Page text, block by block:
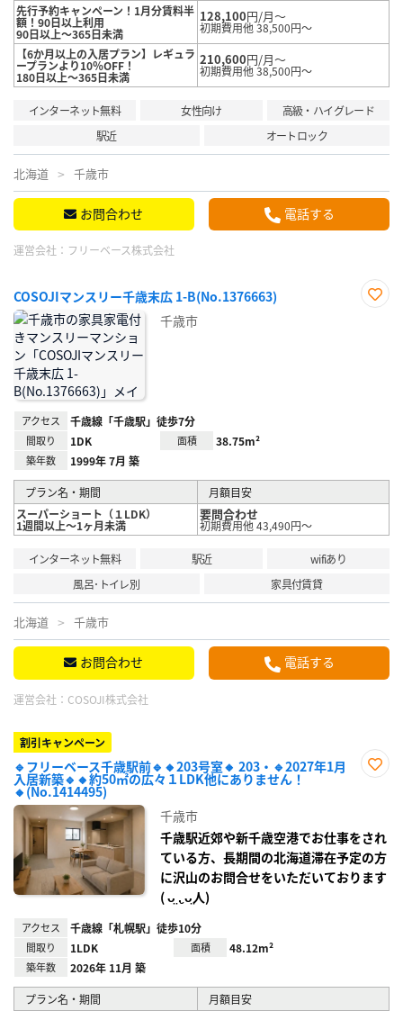
先行予約キャンペーン！1月分賃料半
額！90日以上利用
90日以上～365日未満
128,100円/月～
初期費用他 38,500円～
【6か月以上の入居プラン】レギュラ
ープランより10％OFF！
180日以上～365日未満
210,600円/月～
初期費用他 38,500円～
インターネット無料 女性向け
高級・ハイグレード
駅近
オートロック
北海道 千歳市
お問合わせ 電話する
運営会社： フリーベース株式会社
COSOJIマンスリー千歳末広 1-B(No.1376663)
千歳市
アクセス 千歳線「千歳駅」徒歩7分
間取り 1DK 面積 38.75m²
築年数 1999年 7月 築
プラン名・期間
月額目安
スーパーショート（１LDK）
1週間以上～1ヶ月未満
要問合わせ
初期費用他 43,490円～
インターネット無料 駅近
wifiあり
風呂･トイレ別
家具付賃貸
北海道 千歳市
お問合わせ 電話する
運営会社： COSOJI株式会社
割引キャンペーン
🔹フリーベース千歳駅前🔹🔸203号室🔸 203・🔹2027年1月
入居新築🔹🔸約50㎡の広々１LDK他にありません！
🔸(No.1414495)
千歳市
千歳駅近郊や新千歳空港でお仕事をされ
ている方、長期間の北海道滞在予定の方
に沢山のお問合せをいただいております
( ᴗ̤ .̮ ᴗ̤人)
アクセス 千歳線「札幌駅」徒歩10分
間取り 1LDK 面積 48.12m²
築年数 2026年 11月 築
プラン名・期間
月額目安